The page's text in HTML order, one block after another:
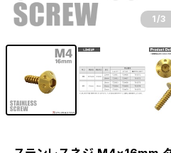
1 /3